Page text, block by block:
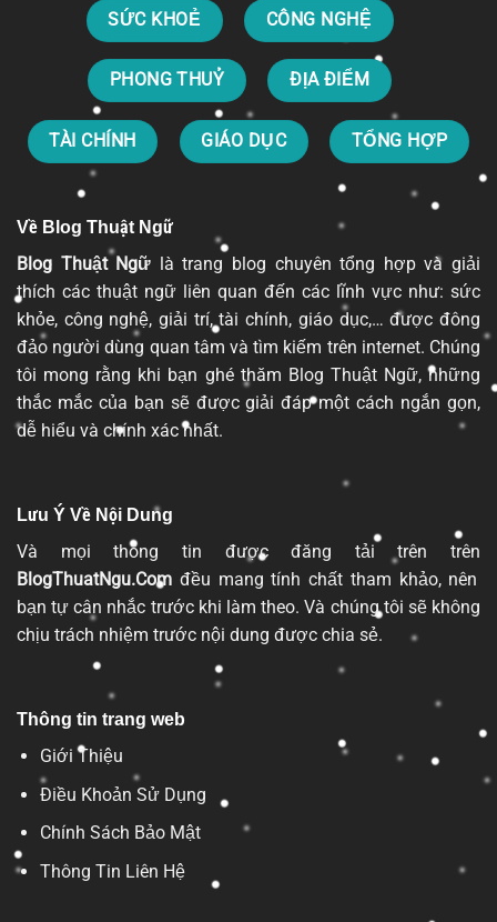
SỨC KHOẺ CÔNG NGHỆ
PHONG THUỶ ĐỊA ĐIỂM
TÀI CHÍNH GIÁO DỤC TỔNG HỢP
Về Blog Thuật Ngữ
Blog Thuật Ngữ là trang blog chuyên tổng hợp và giải
thích các thuật ngữ liên quan đến các lĩnh vực như: sức
khỏe, công nghệ, giải trí, tài chính, giáo dục,… được đông
đảo người dùng quan tâm và tìm kiếm trên internet. Chúng
tôi mong rằng khi bạn ghé thăm Blog Thuật Ngữ, những
thắc mắc của bạn sẽ được giải đáp một cách ngắn gọn,
dễ hiểu và chính xác nhất.
Lưu Ý Về Nội Dung
Và mọi thông tin được đăng tải trên trên
BlogThuatNgu.Com đều mang tính chất tham khảo, nên
bạn tự cân nhắc trước khi làm theo. Và chúng tôi sẽ không
chịu trách nhiệm trước nội dung được chia sẻ.
Thông tin trang web
Giới Thiệu
Điều Khoản Sử Dụng
Chính Sách Bảo Mật
Thông Tin Liên Hệ